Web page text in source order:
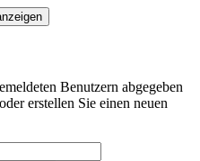
Benutzern abgegeben
erstellen Sie einen neuen